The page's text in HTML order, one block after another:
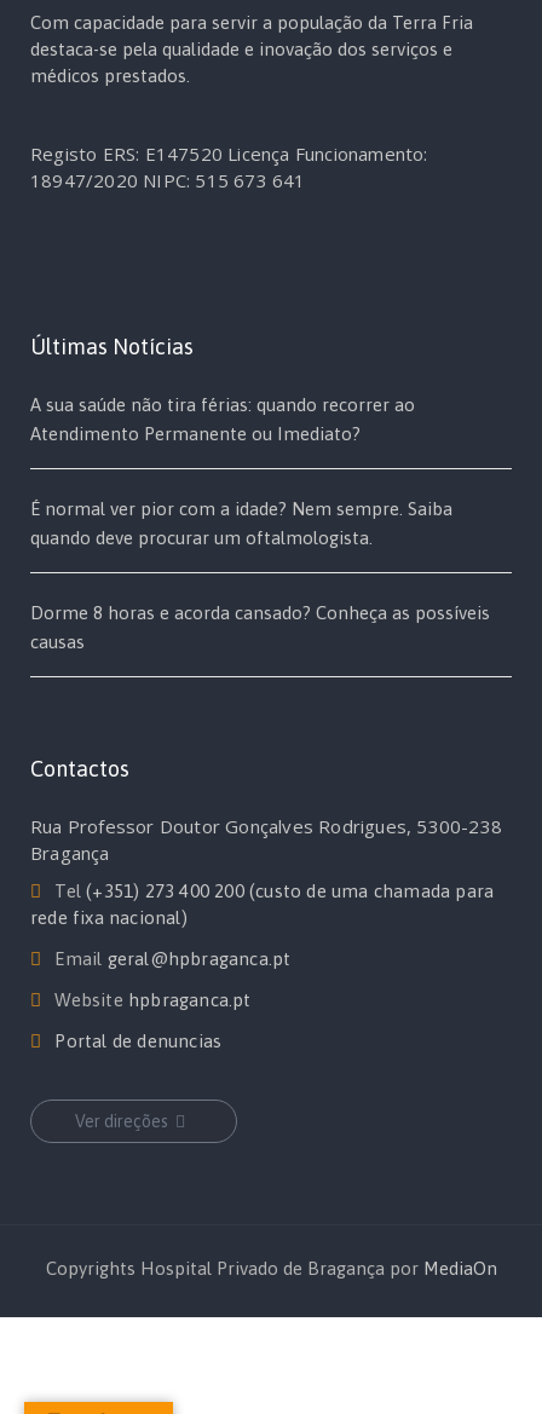
Com capacidade para servir a população da Terra Fria
destaca-se pela qualidade e inovação dos serviços e
médicos prestados.
Registo ERS: E147520 Licença Funcionamento:
18947/2020 NIPC: 515 673 641
Últimas Notícias
A sua saúde não tira férias: quando recorrer ao
Atendimento Permanente ou Imediato?
É normal ver pior com a idade? Nem sempre. Saiba
quando deve procurar um oftalmologista.
Dorme 8 horas e acorda cansado? Conheça as possíveis
causas
Contactos
Rua Professor Doutor Gonçalves Rodrigues, 5300-238
Bragança
Tel(+351) 273 400 200 (custo de uma chamada para
rede fixa nacional)
Email geral@hpbraganca.pt
Website hpbraganca.pt
Portal de denuncias
Ver direções
Copyrights Hospital Privado de Bragança por MediaOn